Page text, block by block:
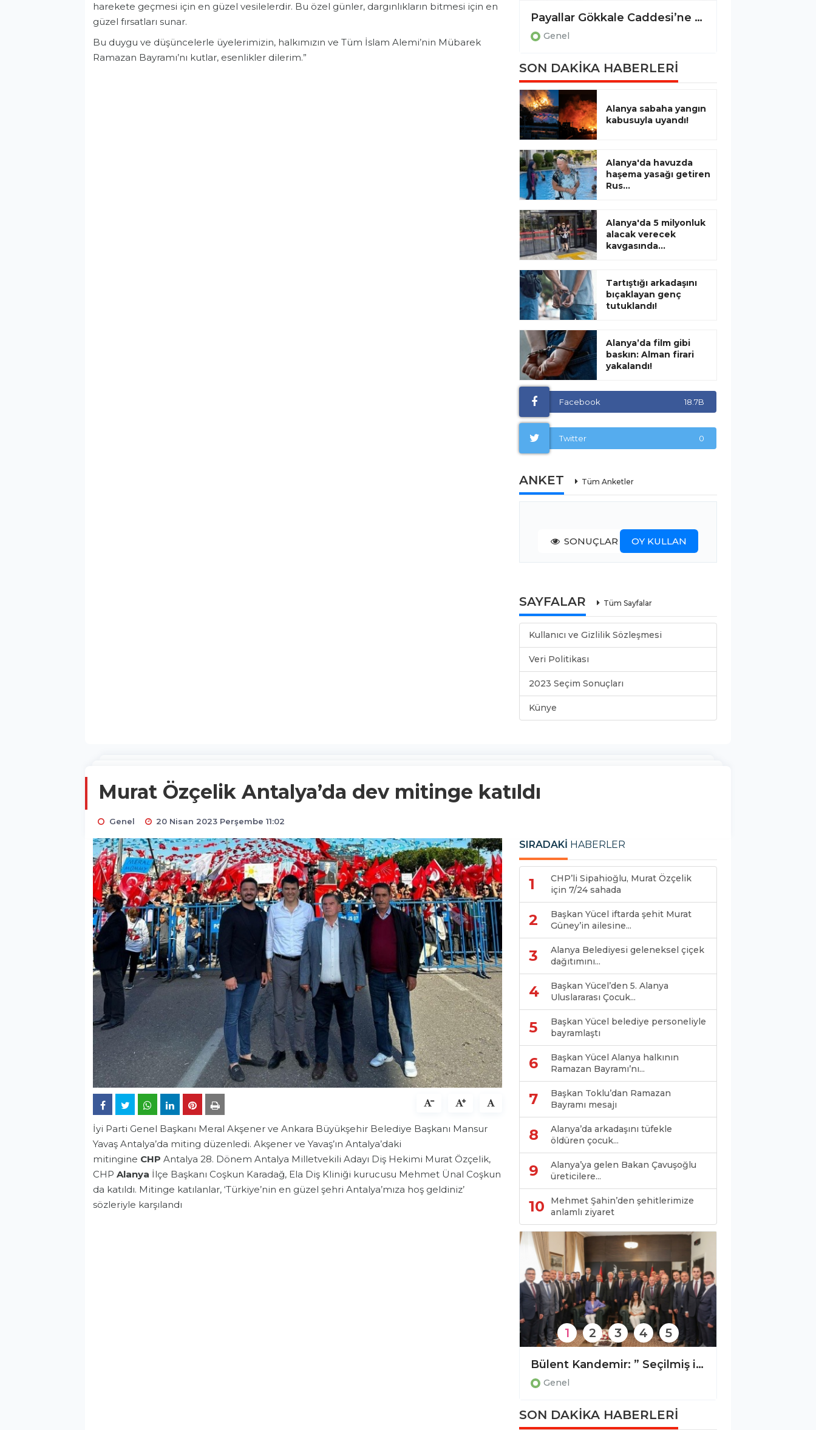
harekete geçmesi için en güzel vesilelerdir. Bu özel günler, dargınlıkların bitmesi için en
güzel fırsatları sunar.
Bu duygu ve düşüncelerle üyelerimizin, halkımızın ve Tüm İslam Alemi’nin Mübarek
Ramazan Bayramı’nı kutlar, esenlikler dilerim.”
Genel
Bülent Kandemir: ” Seçilmiş iradeye gölge düşürülemez.”
Genel
SON DAKİKA HABERLERİ
Alanya sabaha yangın
kabusuyla uyandı!
Alanya'da havuzda
haşema yasağı getiren
Rus...
Alanya'da 5 milyonluk
alacak verecek
kavgasında...
Tartıştığı arkadaşını
bıçaklayan genç
tutuklandı!
Alanya’da film gibi
baskın: Alman firari
yakalandı!
Facebook 18.7B
Twitter 0
ANKET Tüm Anketler
SONUÇLAR OY KULLAN
SAYFALAR Tüm Sayfalar
Kullanıcı ve Gizlilik Sözleşmesi
Veri Politikası
2023 Seçim Sonuçları
Künye
Murat Özçelik Antalya’da dev mitinge katıldı
Genel 20 Nisan 2023 Perşembe 11:02
İyi Parti Genel Başkanı Meral Akşener ve Ankara Büyükşehir Belediye Başkanı Mansur
Yavaş Antalya’da miting düzenledi. Akşener ve Yavaş’ın Antalya’daki
mitingine CHP Antalya 28. Dönem Antalya Milletvekili Adayı Diş Hekimi Murat Özçelik,
CHP Alanya İlçe Başkanı Coşkun Karadağ, Ela Diş Kliniği kurucusu Mehmet Ünal Coşkun
da katıldı. Mitinge katılanlar, ‘Türkiye’nin en güzel şehri Antalya’mıza hoş geldiniz’
sözleriyle karşılandı
SIRADAKİ HABERLER
1
CHP’li Sipahioğlu, Murat Özçelik
için 7/24 sahada
2
Başkan Yücel iftarda şehit Murat
Güney’in ailesine...
3
Alanya Belediyesi geleneksel çiçek
dağıtımını...
4
Başkan Yücel’den 5. Alanya
Uluslararası Çocuk...
5
Başkan Yücel belediye personeliyle
bayramlaştı
6
Başkan Yücel Alanya halkının
Ramazan Bayramı’nı...
7
Başkan Toklu’dan Ramazan
Bayramı mesajı
8
Alanya’da arkadaşını tüfekle
öldüren çocuk...
9
Alanya’ya gelen Bakan Çavuşoğlu
üreticilere...
10
Mehmet Şahin’den şehitlerimize
anlamlı ziyaret
Payallar Gökkale Caddesi’ne sıcak asfalt
Genel
1 2 3 4 5
SON DAKİKA HABERLERİ